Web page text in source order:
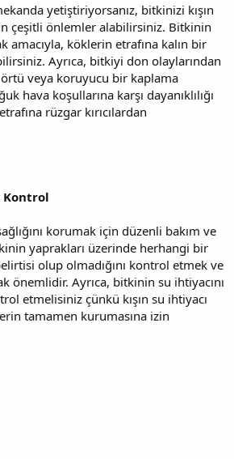
yetiştiriyorsanız, bitkinizi kışın
çeşitli önlemler alabilirsiniz. Bitkinin
amacıyla, köklerin etrafına kalın bir
Ayrıca, bitkiyi don olaylarından
veya koruyucu bir kaplama
hava koşullarına karşı dayanıklılığı
rüzgar kırıcılardan
Kontrol
korumak için düzenli bakım ve
yaprakları üzerinde herhangi bir
olup olmadığını kontrol etmek ve
önemlidir. Ayrıca, bitkinin su ihtiyacını
etmelisiniz çünkü kışın su ihtiyacı
tamamen kurumasına izin